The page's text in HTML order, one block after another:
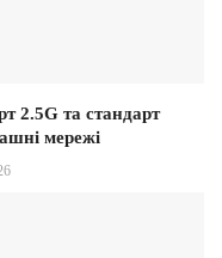
2.5G та стандарт
мережі